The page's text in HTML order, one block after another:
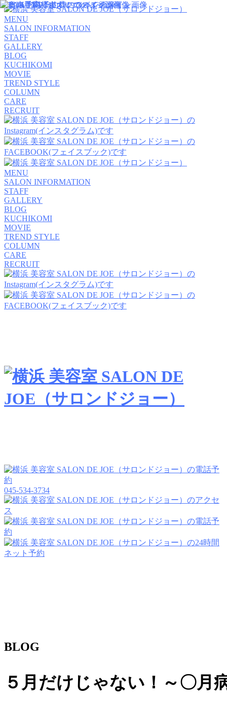
MENU
SALON INFORMATION
STAFF
GALLERY
BLOG
KUCHIKOMI
MOVIE
TREND STYLE
COLUMN
CARE
RECRUIT
MENU
SALON INFORMATION
STAFF
GALLERY
BLOG
KUCHIKOMI
MOVIE
TREND STYLE
COLUMN
CARE
RECRUIT
045-534-3734
BLOG
５月だけじゃない！～〇月